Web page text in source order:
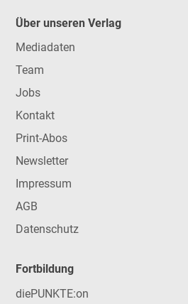
Über unseren Verlag
Mediadaten
Team
Jobs
Kontakt
Print-Abos
Newsletter
Impressum
AGB
Datenschutz
Fortbildung
diePUNKTE:on